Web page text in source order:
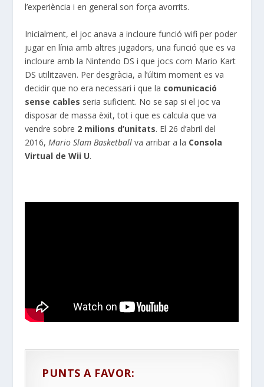
l’experiència i en general son força avorrits.
Inicialment, el joc anava a inclourefunció wifi per poder
jugar en línia amb altres jugadors, una funció que es va
incloure amb la Nintendo DS i que jocs com Mario Kart
DS utilitzaven. Per desgràcia, a l’últim moment es va
decidir que no era necessari i que la comunicació
sense cables seria suficient. No se sap si el joc va
disposar de massa èxit, tot i que es calcula que va
vendre sobre 2 milions d’unitats. El 26 d’abril del
2016, MarioSlam Basketball va arribar a la Consola
Virtual de Wii U.
PUNTS A FAVOR: